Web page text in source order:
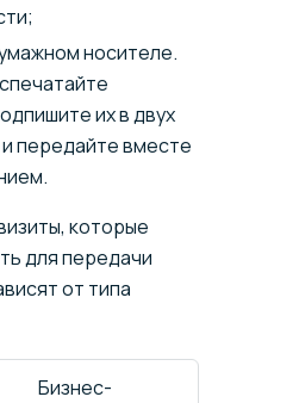
носителе.
их в двух
передайте вместе
которые
для передачи
от типа
Бизнес-